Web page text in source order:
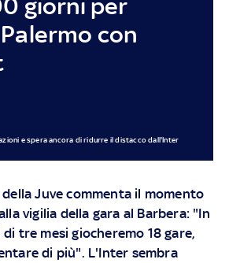
giorni per
con
e spera ancora di ridurre il distacco dall'Inter
Juve commenta il momento
vigilia della gara al Barbera: "In
tre mesi giocheremo 18 gare,
di più". L'Inter sembra